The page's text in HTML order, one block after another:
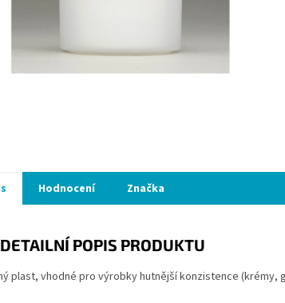
Hodnocení Značka
DETAILNÍ POPIS PRODUKTU
plast, vhodné pro výrobky hutnější konzistence (krémy,